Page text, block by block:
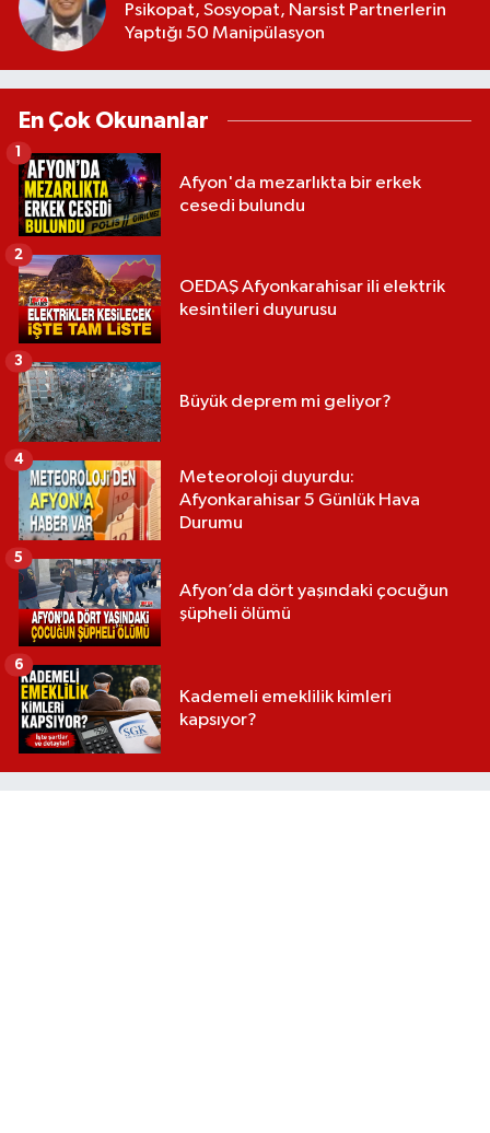
Psikopat, Sosyopat, Narsist Partnerlerin
Yaptığı 50 Manipülasyon
En Çok Okunanlar
Afyon'da mezarlıkta bir erkek
cesedi bulundu
1
OEDAŞ Afyonkarahisar ili elektrik
kesintileri duyurusu
2
Büyük deprem mi geliyor?
3
Meteoroloji duyurdu:
Afyonkarahisar 5 Günlük Hava
Durumu
4
Afyon’da dört yaşındaki çocuğun
şüpheli ölümü
5
Kademeli emeklilik kimleri
kapsıyor?
6